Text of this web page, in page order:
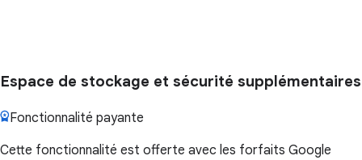
Espace de stockage et sécurité supplémentaires
Fonctionnalité payante
Cette fonctionnalité est offerte avec les forfaits Google